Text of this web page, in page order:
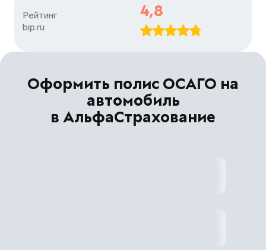
Рейтинг
bip.ru
4,8
Оформить полис ОСАГО на
автомобиль
в АльфаСтрахование